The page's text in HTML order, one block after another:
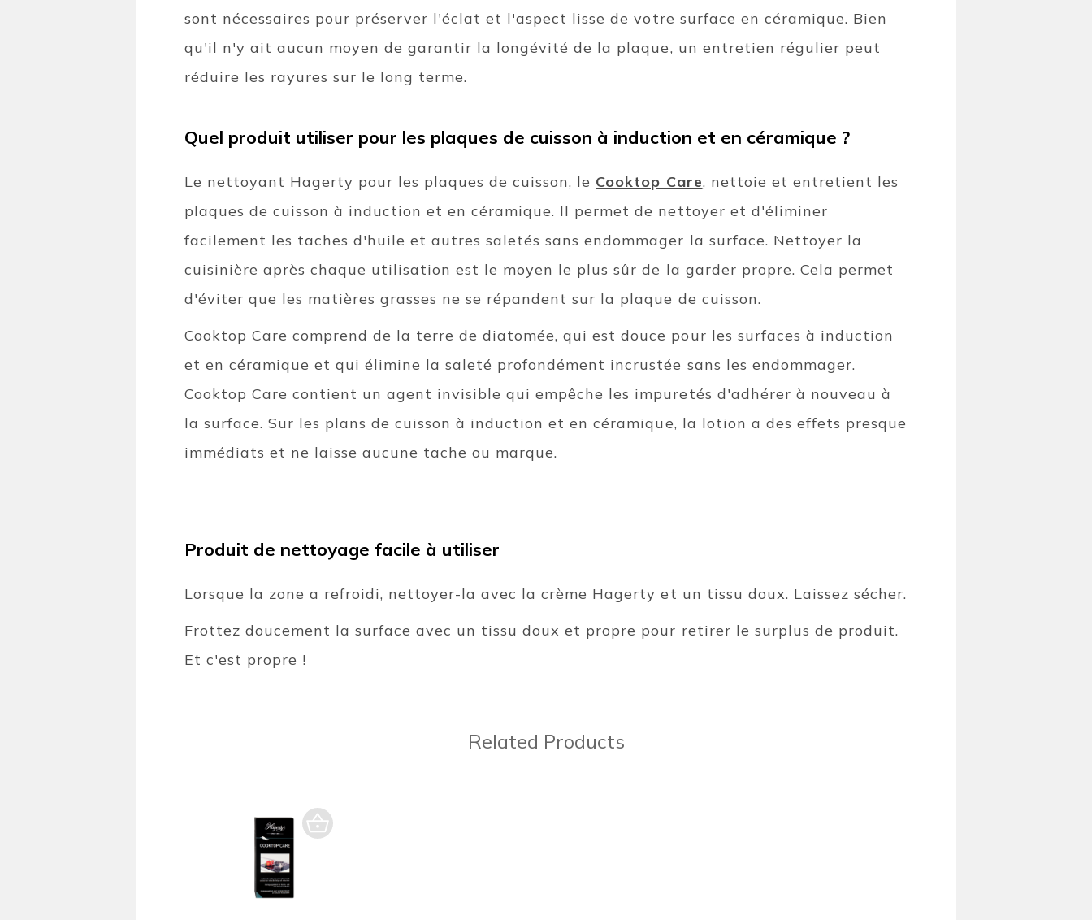
sont nécessaires pour préserver l'éclat et l'aspect lisse de votre surface en céramique. Bien
qu'il n'y ait aucun moyen de garantir la longévité de la plaque, un entretien régulier peut
réduire les rayures sur le long terme.
Quel produit utiliser pour les plaques de cuisson à induction et en céramique ?
Le nettoyant Hagerty pour les plaques de cuisson, le Cooktop Care, nettoie et entretient les
plaques de cuisson à induction et en céramique. Il permet de nettoyer et d'éliminer
facilement les taches d'huile et autres saletés sans endommager la surface. Nettoyer la
cuisinière après chaque utilisation est le moyen le plus sûr de la garder propre. Cela permet
d'éviter que les matières grasses ne se répandent sur la plaque de cuisson.
Cooktop Care comprend de la terre de diatomée, qui est douce pour les surfaces à induction
et en céramique et qui élimine la saleté profondément incrustée sans les endommager.
Cooktop Care contient un agent invisible qui empêche les impuretés d'adhérer à nouveau à
la surface. Sur les plans de cuisson à induction et en céramique, la lotion a des effets presque
immédiats et ne laisse aucune tache ou marque.
Produit de nettoyage facile à utiliser
Lorsque la zone a refroidi, nettoyer-la avec la crème Hagerty et un tissu doux. Laissez sécher.
Frottez doucement la surface avec un tissu doux et propre pour retirer le surplus de produit.
Et c'est propre !
Related Products